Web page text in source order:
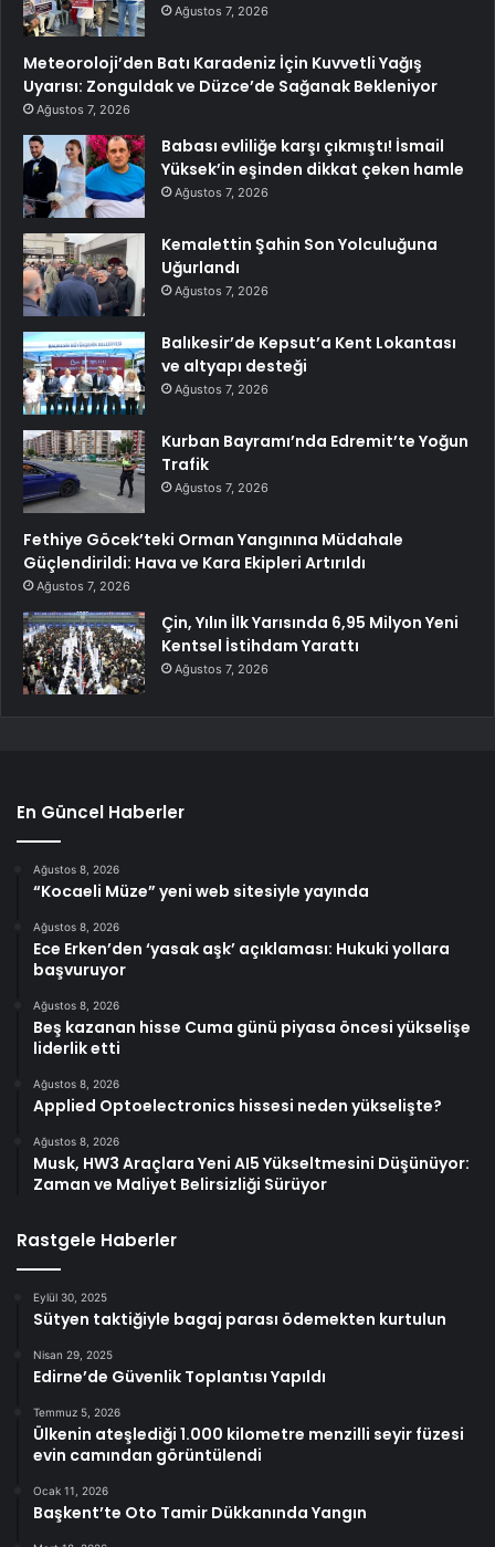
Ağustos 7, 2026
Meteoroloji’den Batı Karadeniz İçin Kuvvetli Yağış
Uyarısı: Zonguldak ve Düzce’de Sağanak Bekleniyor
Ağustos 7, 2026
Babası evliliğe karşı çıkmıştı! İsmail
Yüksek’in eşinden dikkat çeken hamle
Ağustos 7, 2026
Kemalettin Şahin Son Yolculuğuna
Uğurlandı
Ağustos 7, 2026
Balıkesir’de Kepsut’a Kent Lokantası
ve altyapı desteği
Ağustos 7, 2026
Kurban Bayramı’nda Edremit’te Yoğun
Trafik
Ağustos 7, 2026
Fethiye Göcek’teki Orman Yangınına Müdahale
Güçlendirildi: Hava ve Kara Ekipleri Artırıldı
Ağustos 7, 2026
Çin, Yılın İlk Yarısında 6,95 Milyon Yeni
Kentsel İstihdam Yarattı
Ağustos 7, 2026
En Güncel Haberler
Ağustos 8, 2026
“Kocaeli Müze” yeni web sitesiyle yayında
Ağustos 8, 2026
Ece Erken’den ‘yasak aşk’ açıklaması: Hukuki yollara
başvuruyor
Ağustos 8, 2026
Beş kazanan hisse Cuma günü piyasa öncesi yükselişe
liderlik etti
Ağustos 8, 2026
Applied Optoelectronics hissesi neden yükselişte?
Ağustos 8, 2026
Musk, HW3 Araçlara Yeni AI5 Yükseltmesini Düşünüyor:
Zaman ve Maliyet Belirsizliği Sürüyor
Rastgele Haberler
Eylül 30, 2025
Sütyen taktiğiyle bagaj parası ödemekten kurtulun
Nisan 29, 2025
Edirne’de Güvenlik Toplantısı Yapıldı
Temmuz 5, 2026
Ülkenin ateşlediği 1.000 kilometre menzilli seyir füzesi
evin camından görüntülendi
Ocak 11, 2026
Başkent’te Oto Tamir Dükkanında Yangın